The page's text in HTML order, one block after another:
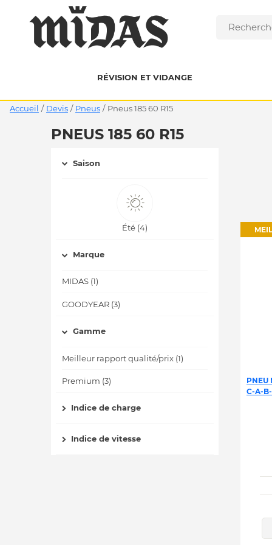
RÉVISION ET VIDANGE
Accueil / Devis / Pneus / pneus 185 60 R15
PNEUS 185 60 R15
Saison
Été (4)
Marque
MIDAS (1)
GOODYEAR (3)
Gamme
Meilleur rapport qualité/prix (1)
Premium (3)
Indice de charge
Indice de vitesse
PNEU
C-A-